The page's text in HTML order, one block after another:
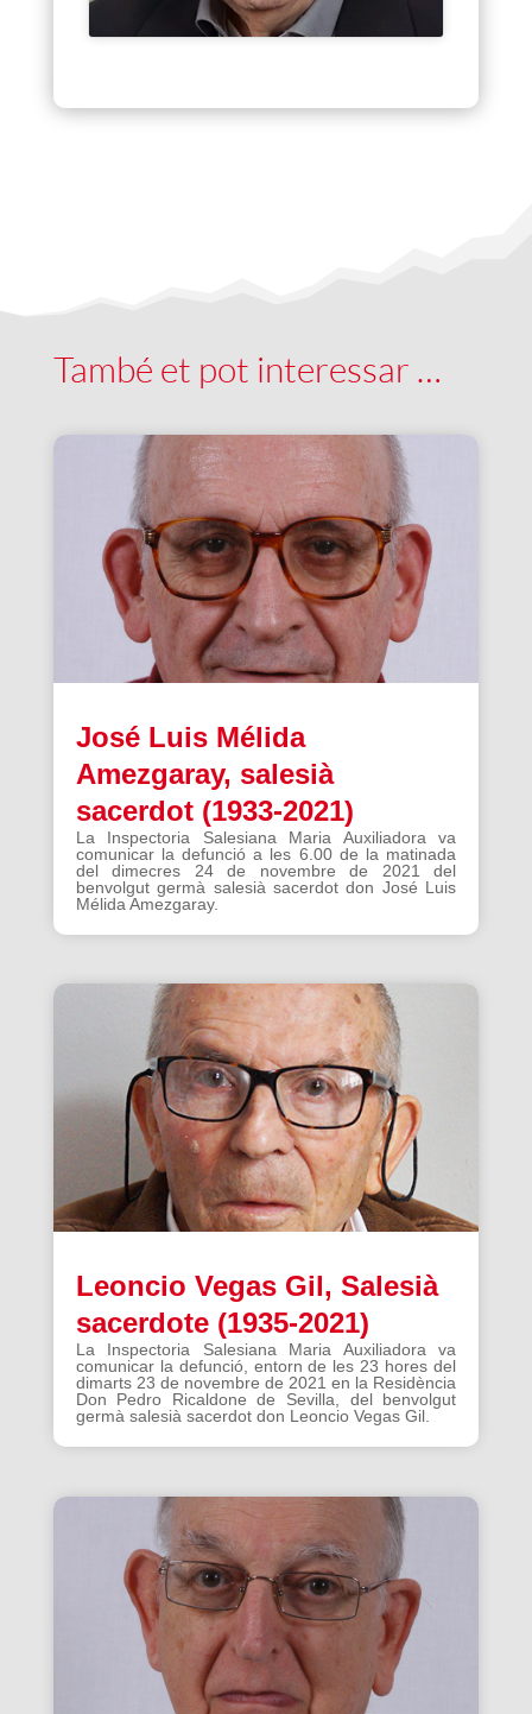
També et pot interessar …
José Luis Mélida
Amezgaray, salesià
sacerdot (1933-2021)
La Inspectoria Salesiana Maria Auxiliadora va
comunicar la defunció a les 6.00 de la matinada
del dimecres 24 de novembre de 2021 del
benvolgut germà salesià sacerdot don José Luis
Mélida Amezgaray.
Leoncio Vegas Gil, Salesià
sacerdote (1935-2021)
La Inspectoria Salesiana Maria Auxiliadora va
comunicar la defunció, entorn de les 23 hores del
dimarts 23 de novembre de 2021 en la Residència
Don Pedro Ricaldone de Sevilla, del benvolgut
germà salesià sacerdot don Leoncio Vegas Gil.